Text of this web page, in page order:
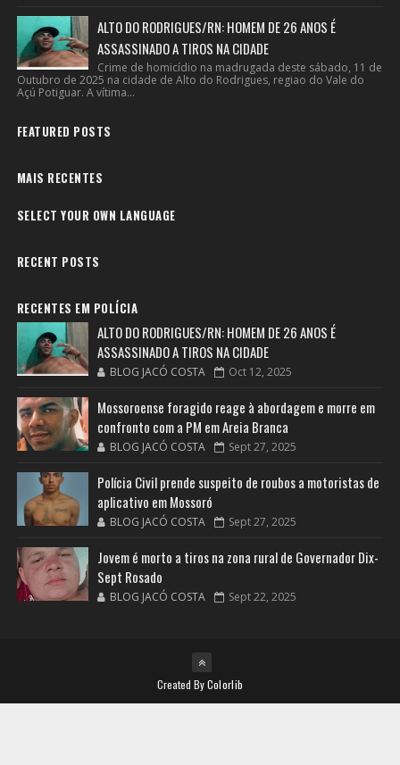
ALTO DO RODRIGUES/RN: HOMEM DE 26 ANOS É
ASSASSINADO A TIROS NA CIDADE
Crime de homicídio na madrugada deste sábado, 11 de
Outubro de 2025 na cidade de Alto do Rodrigues, regiao do Vale do
Açú Potiguar. A vítima...
FEATURED POSTS
MAIS RECENTES
SELECT YOUR OWN LANGUAGE
RECENT POSTS
RECENTES EM POLÍCIA
ALTO DO RODRIGUES/RN: HOMEM DE 26 ANOS É
ASSASSINADO A TIROS NA CIDADE
BLOG JACÓ COSTA Oct 12, 2025
Mossoroense foragido reage à abordagem e morre em
confronto com a PM em Areia Branca
BLOG JACÓ COSTA Sept 27, 2025
Polícia Civil prende suspeito de roubos a motoristas de
aplicativo em Mossoró
BLOG JACÓ COSTA Sept 27, 2025
Jovem é morto a tiros na zona rural de Governador Dix-
Sept Rosado
BLOG JACÓ COSTA Sept 22, 2025
Created ByColorlib